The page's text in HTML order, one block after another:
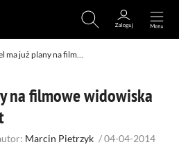
Marvel ma już plany na filmowe widowiska na najbliższe 14 lat
na filmowe widowiska
Marcin Pietrzyk /04-04-2014